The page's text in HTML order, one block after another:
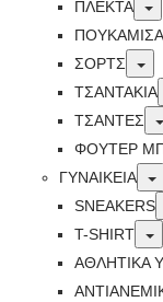
ΠΛΕΚΤΑ
ΠΟΥΚΑΜΙΣΑ
ΣΟΡΤΣ
ΤΣΑΝΤΑΚΙΑ
ΤΣΑΝΤΕΣ
ΦΟΥΤΕΡ
ΓΥΝΑΙΚΕΙΑ
SNEAKERS
T-SHIRT
ΑΘΛΗΤΙΚΑ